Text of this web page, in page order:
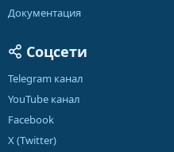
Документация
Соцсети
Telegram канал
YouTube канал
Facebook
X (Twitter)